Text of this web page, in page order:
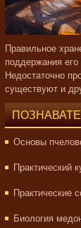
Правильное
поддержания
Недостаточно
существуют и
Основы
Практический
Практические
Биология